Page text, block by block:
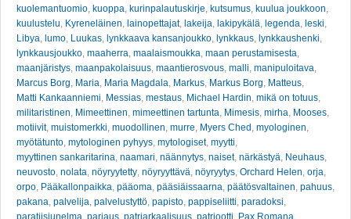
kuolemantuomio, kuoppa, kurinpalautuskirje, kutsumus, kuulua joukkoon,
kuulustelu, Kyreneläinen, lainopettajat, lakeija, lakipykälä, legenda, leski,
Libya, lumo, Luukas, lynkkaava kansanjoukko, lynkkaus, lynkkaushenki,
lynkkausjoukko, maaherra, maalaismoukka, maan perustamisesta,
maanjäristys, maanpakolaisuus, maantierosvous, malli, manipuloitava,
Marcus Borg, Maria, Maria Magdala, Markus, Markus Borg, Matteus,
Matti Kankaanniemi, Messias, mestaus, Michael Hardin, mikä on totuus,
militaristinen, Mimeettinen, mimeettinen tartunta, Mimesis, mirha, Mooses,
motiivit, muistomerkki, muodollinen, murre, Myers Ched , myologinen,
myötätunto, mytologinen pyhyys, mytologiset, myytti,
myyttinen sankaritarina, naamari, näännytys, naiset, närkästyä, Neuhaus,
neuvosto, nolata, nöyryytetty, nöyryyttävä, nöyryytys, Orchard Helen, orja,
orpo, Pääkallonpaikka, pääoma, pääsiäissaarna, päätösvaltainen, pahuus,
pakana, palvelija, palvelustyttö, papisto, pappiseliitti, paradoksi,
paratiisiunelma, parjaus, patriarkaalisuus, patriootti, Pax Romana,